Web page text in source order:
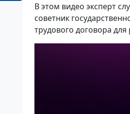
В этом видео эксперт
советник
трудового договора